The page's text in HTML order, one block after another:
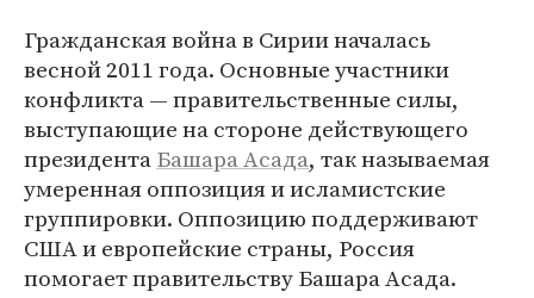
Гражданская война в Сирии началась
весной 2011 года. Основные участники
конфликта — правительственные силы,
выступающие на стороне действующего
президентаБашара Асада, так называемая
умеренная оппозиция и исламистские
группировки. Оппозицию поддерживают
США и европейские страны, Россия
помогает правительству Башара Асада.